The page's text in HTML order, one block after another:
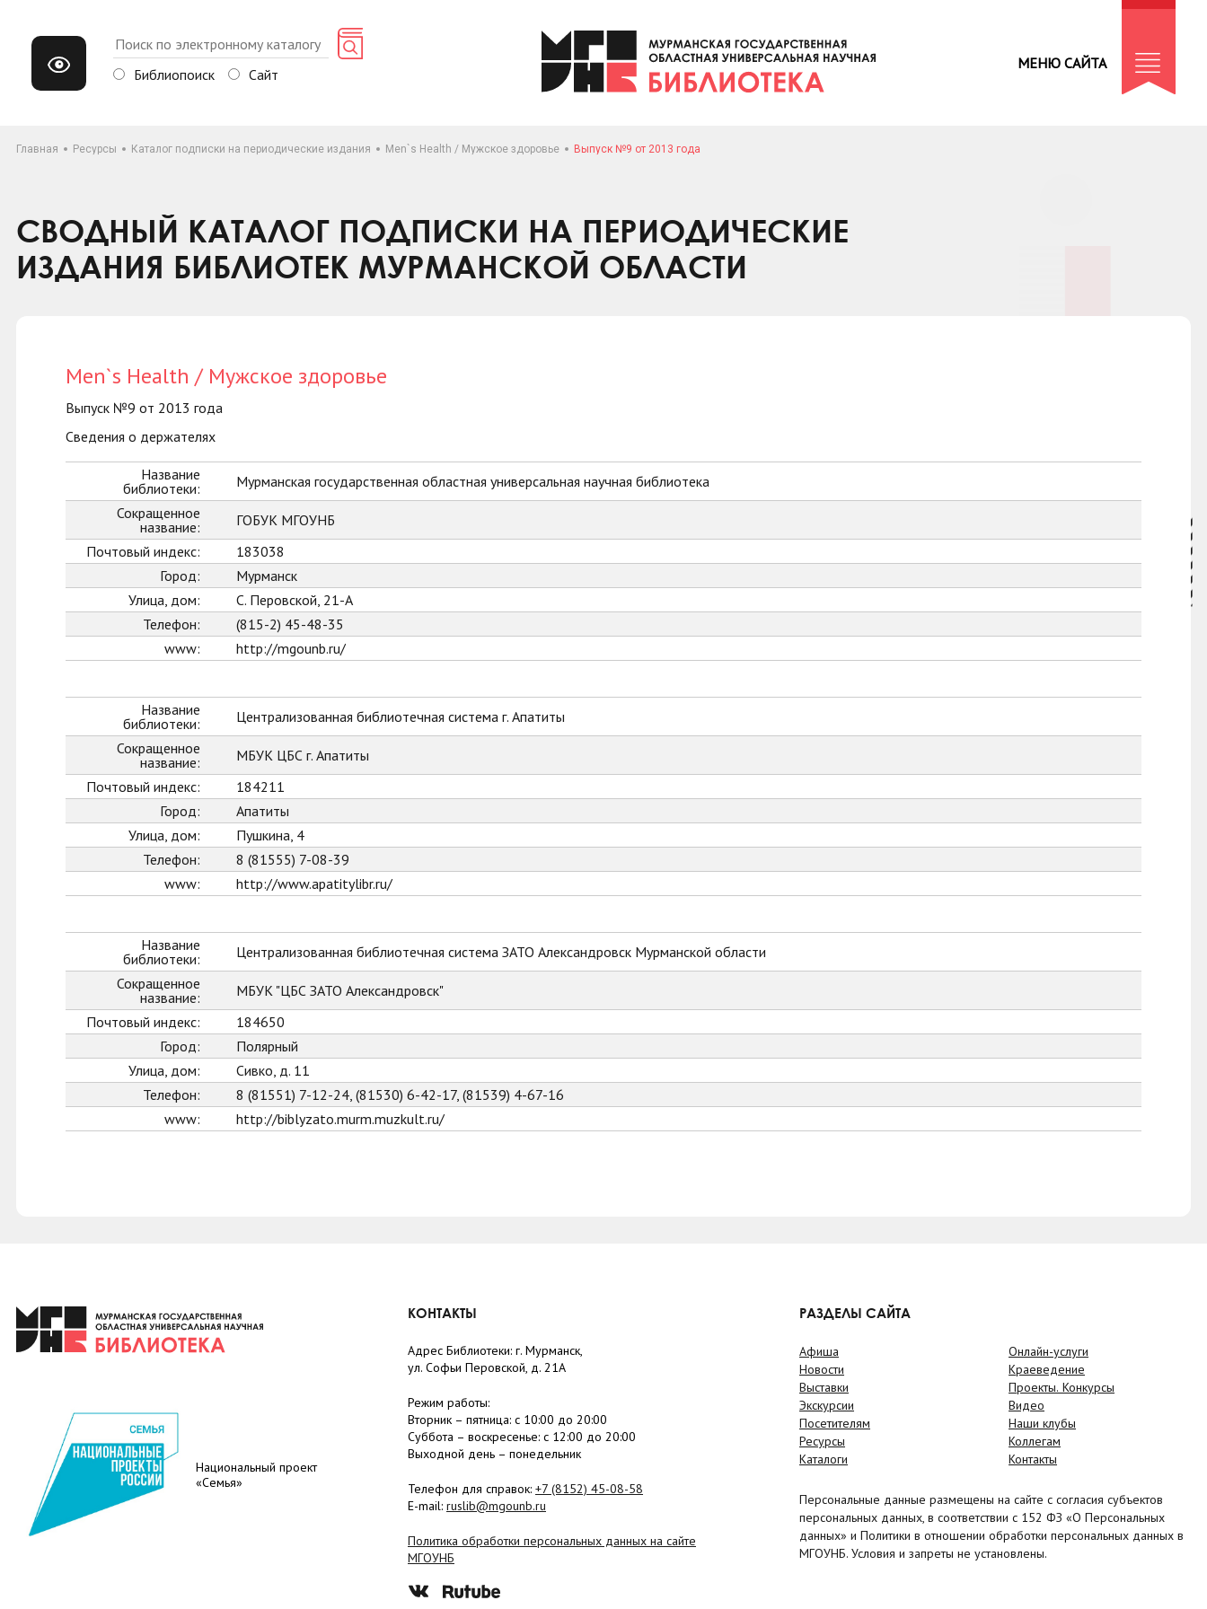
Библиопоиск Сайт
МЕНЮ САЙТА
Главная Ресурсы Каталог подписки на периодические издания Men`s Health / Мужское здоровье Выпуск №9 от 2013 года
СВОДНЫЙ КАТАЛОГ ПОДПИСКИ НА ПЕРИОДИЧЕСКИЕ
ИЗДАНИЯ БИБЛИОТЕК МУРМАНСКОЙ ОБЛАСТИ
Men`s Health / Мужское здоровье
Выпуск №9 от 2013 года
Сведения о держателях
Название
библиотеки:
Мурманская государственная областная универсальная научная библиотека
Сокращенное
название:
ГОБУК МГОУНБ
Почтовый индекс:
183038
Город:
Мурманск
Улица, дом:
С. Перовской, 21-А
Телефон:
(815-2) 45-48-35
www:
http://mgounb.ru/
Название
библиотеки:
Централизованная библиотечная система г. Апатиты
Сокращенное
название:
МБУК ЦБС г. Апатиты
Почтовый индекс:
184211
Город:
Апатиты
Улица, дом:
Пушкина, 4
Телефон:
8 (81555) 7-08-39
www:
http://www.apatitylibr.ru/
Название
библиотеки:
Централизованная библиотечная система ЗАТО Александровск Мурманской области
Сокращенное
название:
МБУК "ЦБС ЗАТО Александровск"
Почтовый индекс:
184650
Город:
Полярный
Улица, дом:
Сивко, д. 11
Телефон:
8 (81551) 7-12-24, (81530) 6-42-17, (81539) 4-67-16
www:
http://biblyzato.murm.muzkult.ru/
Национальный проект
«Семья»
КОНТАКТЫ
Адрес Библиотеки: г. Мурманск,
ул. Софьи Перовской, д. 21А
Режим работы:
Вторник – пятница: с 10:00 до 20:00
Суббота – воскресенье: c 12:00 до 20:00
Выходной день – понедельник
Телефон для справок: +7 (8152) 45-08-58
E-mail: ruslib@mgounb.ru
Политика обработки персональных данных на сайте
МГОУНБ
РАЗДЕЛЫ САЙТА
Афиша
Новости
Выставки
Экскурсии
Посетителям
Ресурсы
Каталоги
Онлайн-услуги
Краеведение
Проекты. Конкурсы
Видео
Наши клубы
Коллегам
Контакты
Персональные данные размещены на сайте с согласия субъектов
персональных данных, в соответствии с 152 ФЗ «О Персональных
данных» и Политики в отношении обработки персональных данных в
МГОУНБ. Условия и запреты не установлены.